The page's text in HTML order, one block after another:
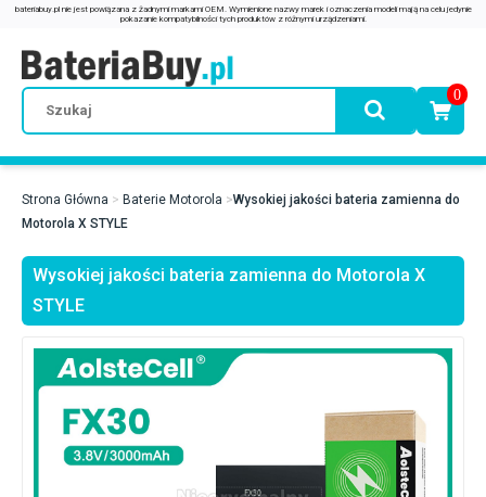
0
Strona Główna Baterie Motorola
Wysokiej jakości bateria zamienna do
Motorola X STYLE
Wysokiej jakości bateria zamienna do Motorola X
STYLE